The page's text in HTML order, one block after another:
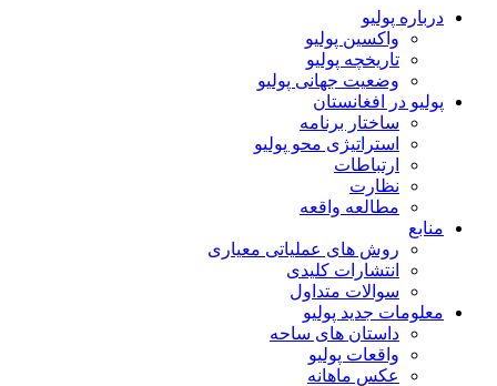
درباره پولیو
واکسین پولیو
تاریخچه پولیو
وضعیت جهانی پولیو
پولیو در افغانستان
ساختار برنامه
استراتیژی محو پولیو
ارتباطات
نظارت
مطالعه واقعه
منابع
روش های عملیاتی معیاری
انتشارات کلیدی
سوالات متداول
معلومات جدید پولیو
داستان های ساحه
واقعات پولیو
عکس ماهانه